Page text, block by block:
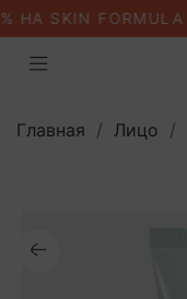
Главная Лицо